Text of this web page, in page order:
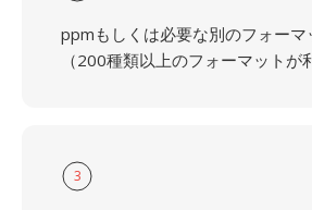
ppmもしくは必要な別のフォーマ
（200種類以上のフォーマットが
3